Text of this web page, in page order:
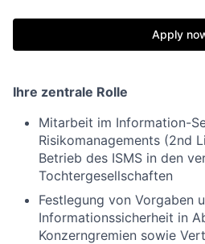
Apply
Ihre zentrale Rolle
Mitarbeit im Information-
Risikomanagements (2nd
Betrieb des ISMS in den
Tochtergesellschaften
Festlegung von Vorgaben
Informationssicherheit in
Konzerngremien sowie